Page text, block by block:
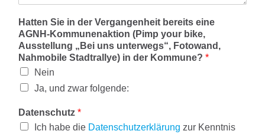
Hatten Sie in der Vergangenheit bereits eine
AGNH-Kommunenaktion (Pimp your bike,
Ausstellung „Bei uns unterwegs“, Fotowand,
Nahmobile Stadtrallye) in der Kommune? *
Nein
Ja, und zwar folgende:
Datenschutz *
Ich habe die Datenschutzerklärung zur Kenntnis